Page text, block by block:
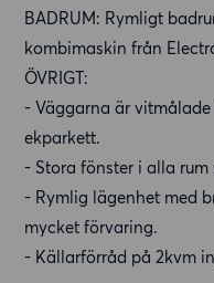
BADRUM: Rymligt
kombimaskin från
ÖVRIGT:
- Väggarna är
ekparkett.
- Stora fönster i alla
- Rymlig lägenhet med
mycket förvaring.
- Källarförråd på 2kvm